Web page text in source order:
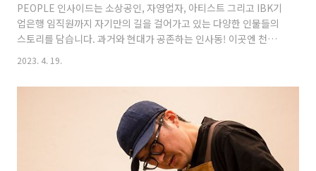
PEOPLE 인사이드는 소상공인, 자영업자, 아티스트 그리고 IBK기
업은행 임직원까지 자기만의 길을 걸어가고 있는 다양한 인물들의
스토리를 담습니다. 과거와 현대가 공존하는 인사동! 이곳엔 천연
자연석으로 사람들의 개성을 도장에 새기는 토독공방이 자리 잡고
공방은 돌 도장의 오랜 전통을 묵묵히 이어오고 있는데요. 세상에
하나 뿐인 도장을 새기는 토독공방 이명호 대표의 이야기를 만나볼
까요? 항상 진심을 다해 도장을 새겨드려요. 토톡공방은 예술인, 관
광객 등 많은 인파가 모이는 인사동에서 인장, 사무용 도장, 선물용
도장 등 쓰임이 다른 돌 도장을 새기고 있습니다. 어려서부터 서예
를 배워 대학교도 서예를 전공했는데요. 졸업 후 전공을 살려 인장..
2023. 4. 19.